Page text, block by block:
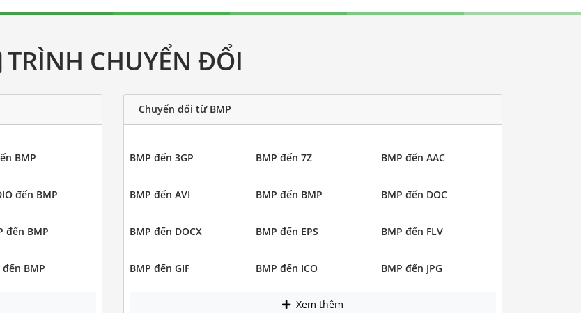
TRÌNH CHUYỂN ĐỔI
BMP
đến BMP
đến BMP
đến BMP
Chuyển đổi từ BMP
BMP đến 3GP BMP đến 7Z BMP đến AAC
BMP đến AVI BMP đến BMP BMP đến DOC
BMP đến DOCX BMP đến EPS BMP đến FLV
BMP đến GIF BMP đến ICO BMP đến JPG
Xem thêm